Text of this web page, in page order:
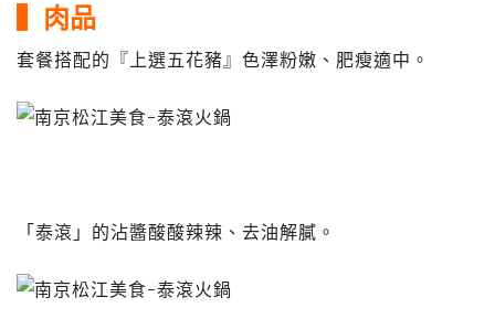
▍肉品
套餐搭配的『上選五花豬』色澤粉嫩、肥瘦適中。
「泰滾」的沾醬酸酸辣辣、去油解膩。